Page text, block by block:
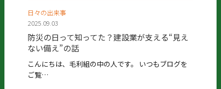
日々の出来事
2025.09.03
防災の日って知ってた？建設業が支える“見え
ない備え”の話
こんにちは、毛利組の中の人です。 いつもブログを
ご覧…